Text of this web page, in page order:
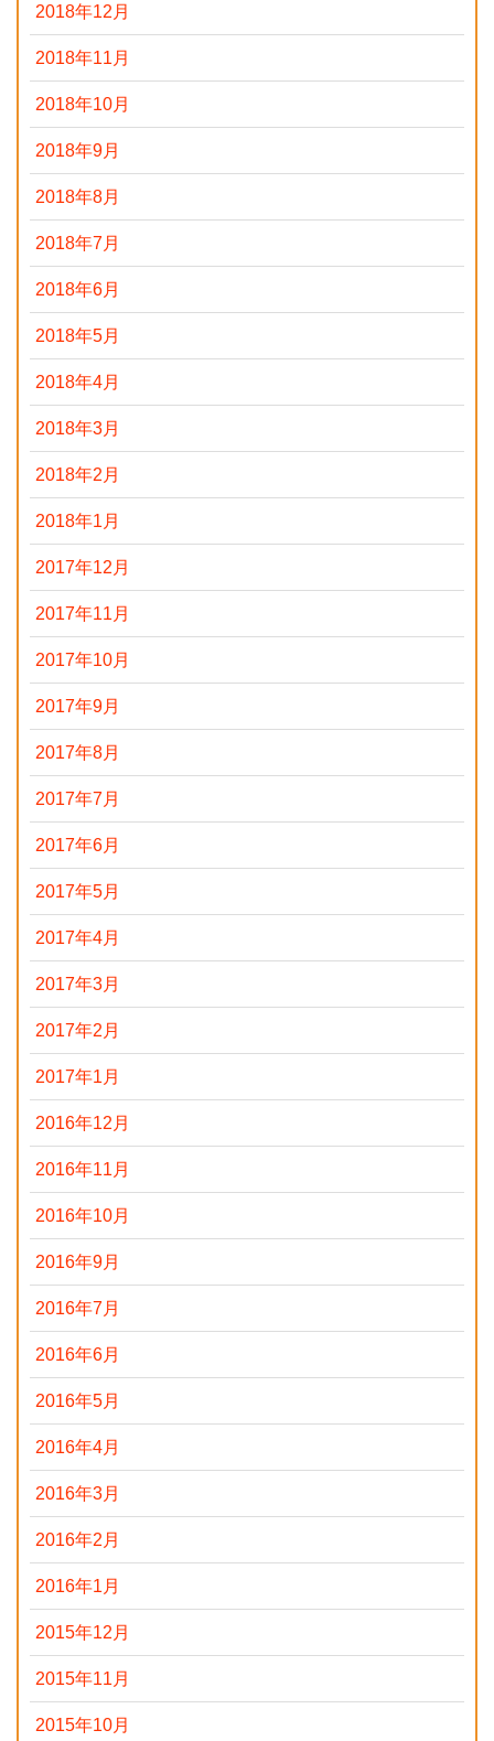
2018年12月
2018年11月
2018年10月
2018年9月
2018年8月
2018年7月
2018年6月
2018年5月
2018年4月
2018年3月
2018年2月
2018年1月
2017年12月
2017年11月
2017年10月
2017年9月
2017年8月
2017年7月
2017年6月
2017年5月
2017年4月
2017年3月
2017年2月
2017年1月
2016年12月
2016年11月
2016年10月
2016年9月
2016年7月
2016年6月
2016年5月
2016年4月
2016年3月
2016年2月
2016年1月
2015年12月
2015年11月
2015年10月